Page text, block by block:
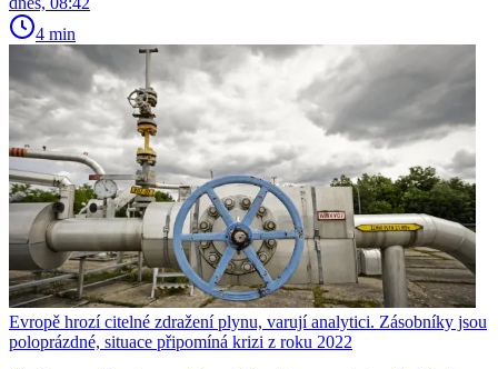
4 min
Evropě hrozí citelné zdražení plynu, varují analytici. Zásobníky jsou
poloprázdné, situace připomíná krizi z roku 2022